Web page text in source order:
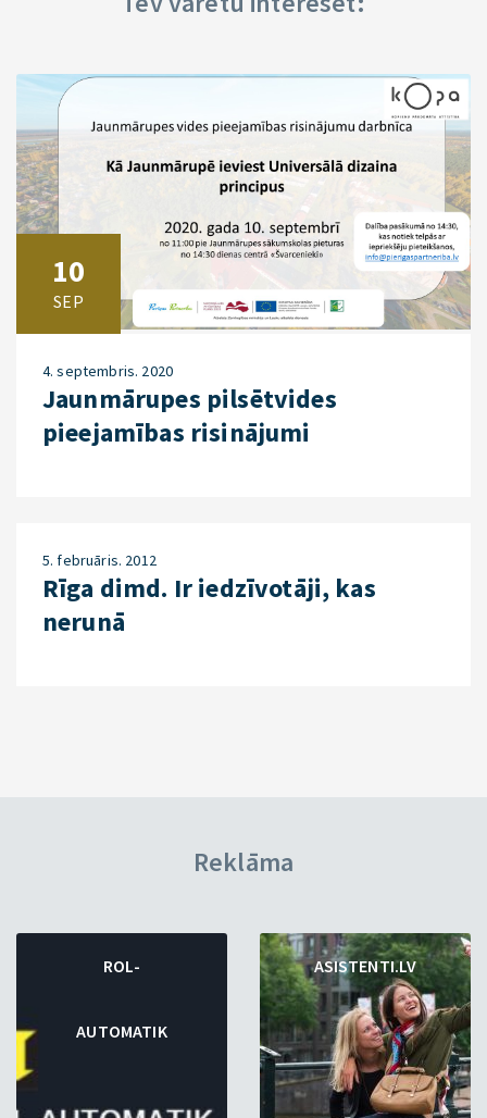
10
SEP
4. septembris. 2020
Jaunmārupes pilsētvides
pieejamības risinājumi
5. februāris. 2012
Rīga dimd. Ir iedzīvotāji, kas
nerunā
Reklāma
ROL-
AUTOMATIK
ASISTENTI.LV